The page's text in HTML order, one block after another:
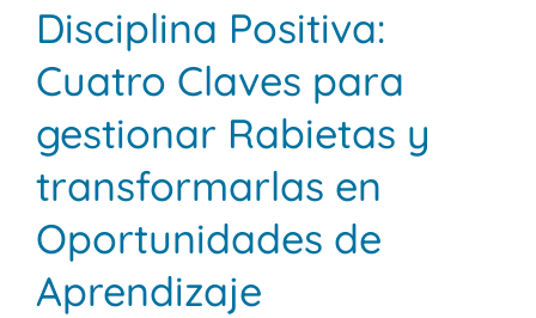
Disciplina Positiva:
Cuatro Claves para
gestionar Rabietas y
transformarlas en
Oportunidades de
Aprendizaje